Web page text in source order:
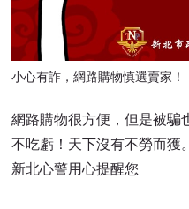
小心有詐，網路購物慎選賣家！
網路購物很方便，但是被騙
不吃虧！天下沒有不勞而獲。
新北心警用心提醒您